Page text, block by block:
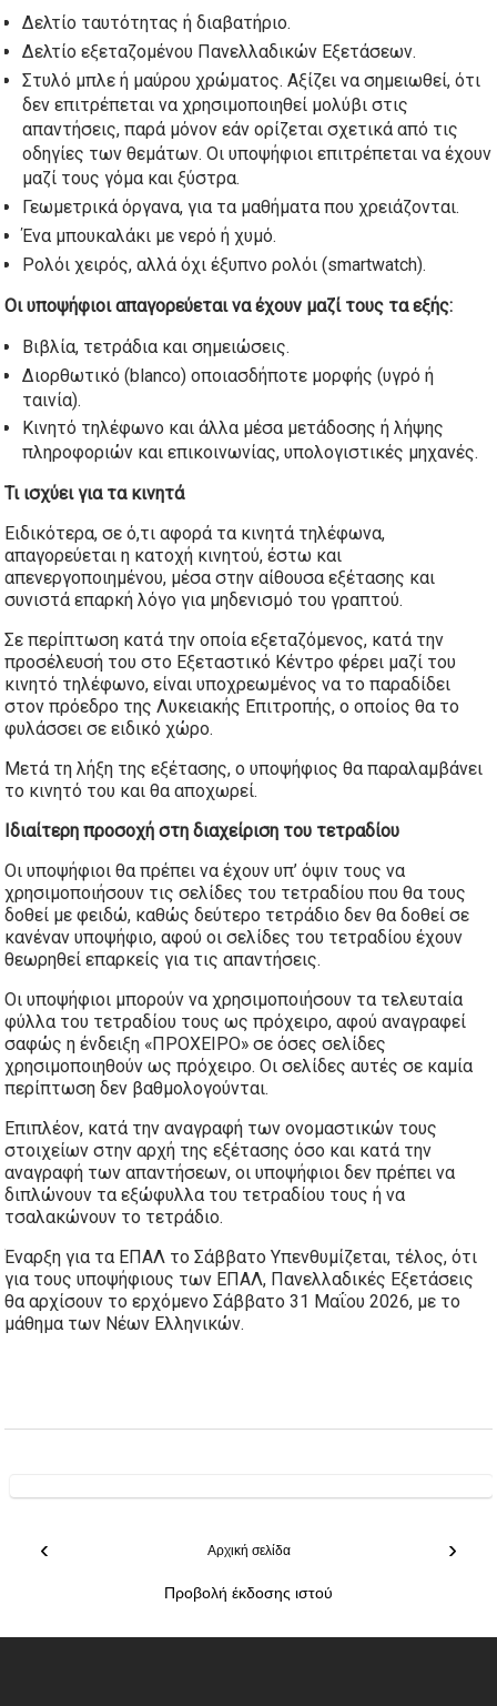
Δελτίο ταυτότητας ή διαβατήριο.
Δελτίο εξεταζομένου Πανελλαδικών Εξετάσεων.
Στυλό μπλε ή μαύρου χρώματος. Αξίζει να σημειωθεί, ότι
δεν επιτρέπεται να χρησιμοποιηθεί μολύβι στις
απαντήσεις, παρά μόνον εάν ορίζεται σχετικά από τις
οδηγίες των θεμάτων. Οι υποψήφιοι επιτρέπεται να έχουν
μαζί τους γόμα και ξύστρα.
Γεωμετρικά όργανα, για τα μαθήματα που χρειάζονται.
Ένα μπουκαλάκι με νερό ή χυμό.
Ρολόι χειρός, αλλά όχι έξυπνο ρολόι (smartwatch).
Οι υποψήφιοι απαγορεύεται να έχουν μαζί τους τα εξής:
Βιβλία, τετράδια και σημειώσεις.
Διορθωτικό (blanco) οποιασδήποτε μορφής (υγρό ή
ταινία).
Κινητό τηλέφωνο και άλλα μέσα μετάδοσης ή λήψης
πληροφοριών και επικοινωνίας, υπολογιστικές μηχανές.
Τι ισχύει για τα κινητά
Ειδικότερα, σε ό,τι αφορά τα κινητά τηλέφωνα,
απαγορεύεται η κατοχή κινητού, έστω και
απενεργοποιημένου, μέσα στην αίθουσα εξέτασης και
συνιστά επαρκή λόγο για μηδενισμό του γραπτού.
Σε περίπτωση κατά την οποία εξεταζόμενος, κατά την
προσέλευσή του στο Εξεταστικό Κέντρο φέρει μαζί του
κινητό τηλέφωνο, είναι υποχρεωμένος να το παραδίδει
στον πρόεδρο της Λυκειακής Επιτροπής, ο οποίος θα το
φυλάσσει σε ειδικό χώρο.
Μετά τη λήξη της εξέτασης, ο υποψήφιος θα παραλαμβάνει
το κινητό του και θα αποχωρεί.
Ιδιαίτερη προσοχή στη διαχείριση του τετραδίου
Οι υποψήφιοι θα πρέπει να έχουν υπ’ όψιν τους να
χρησιμοποιήσουν τις σελίδες του τετραδίου που θα τους
δοθεί με φειδώ, καθώς δεύτερο τετράδιο δεν θα δοθεί σε
κανέναν υποψήφιο, αφού οι σελίδες του τετραδίου έχουν
θεωρηθεί επαρκείς για τις απαντήσεις.
Οι υποψήφιοι μπορούν να χρησιμοποιήσουν τα τελευταία
φύλλα του τετραδίου τους ως πρόχειρο, αφού αναγραφεί
σαφώς η ένδειξη «ΠΡΟΧΕΙΡΟ» σε όσες σελίδες
χρησιμοποιηθούν ως πρόχειρο. Οι σελίδες αυτές σε καμία
περίπτωση δεν βαθμολογούνται.
Επιπλέον, κατά την αναγραφή των ονομαστικών τους
στοιχείων στην αρχή της εξέτασης όσο και κατά την
αναγραφή των απαντήσεων, οι υποψήφιοι δεν πρέπει να
διπλώνουν τα εξώφυλλα του τετραδίου τους ή να
τσαλακώνουν το τετράδιο.
Έναρξη για τα ΕΠΑΛ το Σάββατο Υπενθυμίζεται, τέλος, ότι
για τους υποψήφιους των ΕΠΑΛ, Πανελλαδικές Εξετάσεις
θα αρχίσουν το ερχόμενο Σάββατο 31 Μαΐου 2026, με το
μάθημα των Νέων Ελληνικών.
‹ ›
Αρχική σελίδα
Προβολή έκδοσης ιστού